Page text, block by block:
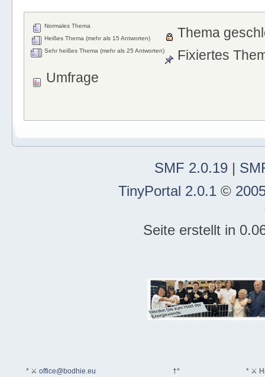
Normales Thema
Heißes Thema (mehr als 15 Antworten)
Sehr heißes Thema (mehr als 25 Antworten)
Thema
Fixiertes
Umfrage
SMF 2.0.19|
TinyPortal 2.0.1©
Seite erstellt in
* ⚔ office@bodhie.eu †* * ⚔